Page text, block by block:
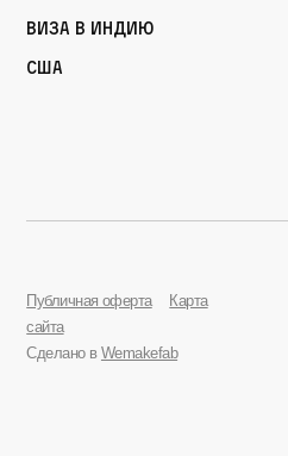
Виза в Индию
США
Публичная оферта
Карта
сайта
Сделано в Wemakefab